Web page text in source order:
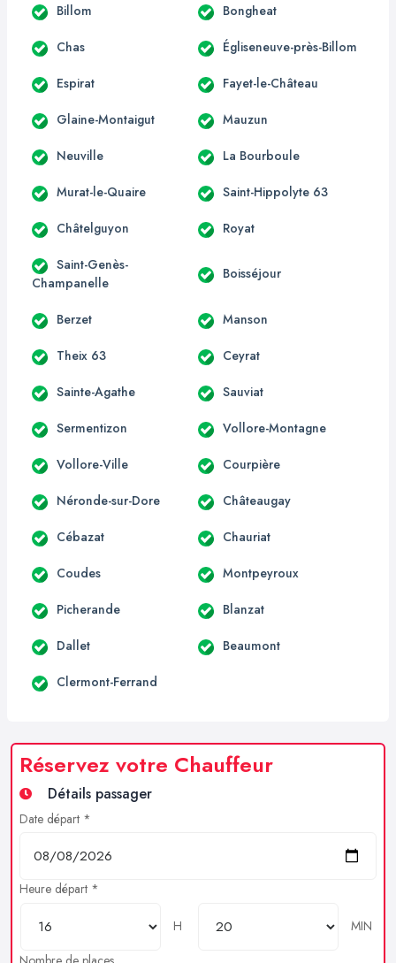
Billom Bongheat
Chas Égliseneuve-près-Billom
Espirat Fayet-le-Château
Glaine-Montaigut Mauzun
Neuville La Bourboule
Murat-le-Quaire Saint-Hippolyte 63
Châtelguyon Royat
Saint-Genès-
Champanelle
Boisséjour
Berzet Manson
Theix 63 Ceyrat
Sainte-Agathe Sauviat
Sermentizon Vollore-Montagne
Vollore-Ville Courpière
Néronde-sur-Dore Châteaugay
Cébazat Chauriat
Coudes Montpeyroux
Picherande Blanzat
Dallet Beaumont
Clermont-Ferrand
Réservez votre Chauffeur
Détails passager
Date départ *
Heure départ *
H
MIN